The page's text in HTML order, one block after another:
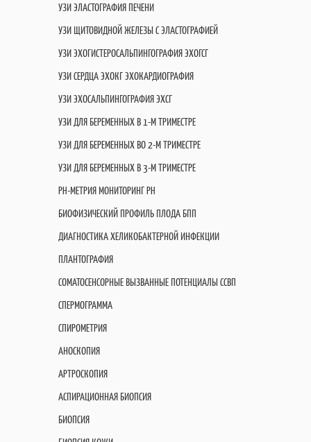
УЗИ ЭЛАСТОГРАФИЯ ПЕЧЕНИ
УЗИ ЩИТОВИДНОЙ ЖЕЛЕЗЫ С ЭЛАСТОГРАФИЕЙ
УЗИ ЭХОГИСТЕРОСАЛЬПИНГОГРАФИЯ ЭХОГСГ
УЗИ СЕРДЦА ЭХОКГ ЭХОКАРДИОГРАФИЯ
УЗИ ЭХОСАЛЬПИНГОГРАФИЯ ЭХСГ
УЗИ ДЛЯ БЕРЕМЕННЫХ В 1-М ТРИМЕСТРЕ
УЗИ ДЛЯ БЕРЕМЕННЫХ ВО 2-М ТРИМЕСТРЕ
УЗИ ДЛЯ БЕРЕМЕННЫХ В 3-М ТРИМЕСТРЕ
PH-МЕТРИЯ МОНИТОРИНГ PH
БИОФИЗИЧЕСКИЙ ПРОФИЛЬ ПЛОДА БПП
ДИАГНОСТИКА ХЕЛИКОБАКТЕРНОЙ ИНФЕКЦИИ
ПЛАНТОГРАФИЯ
СОМАТОСЕНСОРНЫЕ ВЫЗВАННЫЕ ПОТЕНЦИАЛЫ ССВП
СПЕРМОГРАММА
СПИРОМЕТРИЯ
АНОСКОПИЯ
АРТРОСКОПИЯ
АСПИРАЦИОННАЯ БИОПСИЯ
БИОПСИЯ